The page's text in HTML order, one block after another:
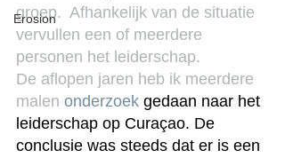
Erosion
groep.  Afhankelijk van de situatie
vervullen een of meerdere
personen het leiderschap.
De aflopen jaren heb ik meerdere
malen onderzoek gedaan naar het
leiderschap op Curaçao. De
conclusie was steeds dat er is een